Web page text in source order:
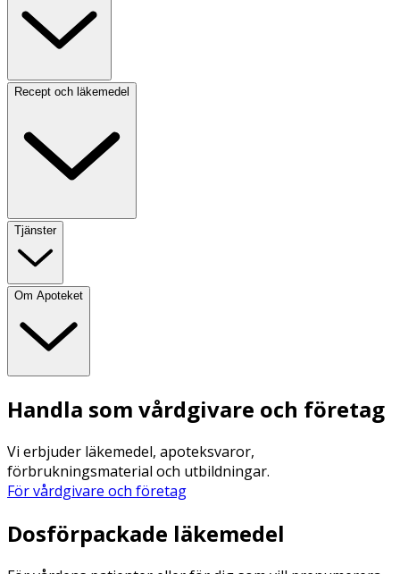
Recept och läkemedel
Tjänster
Om Apoteket
Handla som vårdgivare och företag
Vi erbjuder läkemedel, apoteksvaror,
förbrukningsmaterial och utbildningar.
För vårdgivare och företag
Dosförpackade läkemedel